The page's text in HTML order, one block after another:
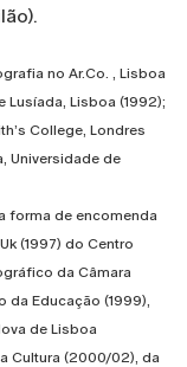
no Ar.Co. , Lisboa
Lusíada, Lisboa (1992);
College, Londres
Universidade de
forma de encomenda
(1997) do Centro
da Câmara
da Educação (1999),
de Lisboa
Cultura (2000/02), da